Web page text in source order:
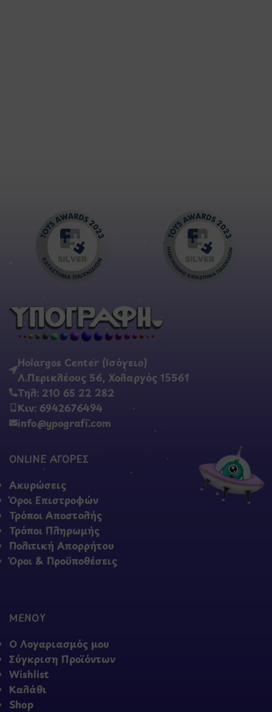
Holargos Center (Ισόγειο)
Λ.Περικλέους 56, Χολαργός 15561
Τηλ: 210 65 22 282
Κιν: 6942676494
info@ypografi.com
ONLINE ΑΓΟΡΕΣ
Ακυρώσεις
Όροι Επιστροφών
Τρόποι Αποστολής
Τρόποι Πληρωμής
Πολιτική Απορρήτου
Όροι & Προϋποθέσεις
ΜΕΝΟΥ
Ο Λογαριασμός μου
Σύγκριση Προϊόντων
Wishlist
Καλάθι
Shop